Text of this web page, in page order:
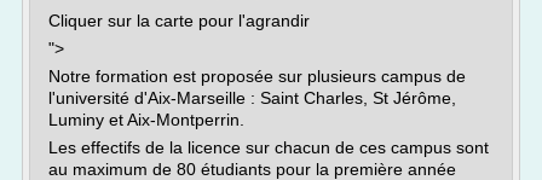
Cliquer sur la carte pour l'agrandir
">
Notre formation est proposée sur plusieurs campus de
l'université d'Aix-Marseille : Saint Charles, St Jérôme,
Luminy et Aix-Montperrin.
Les effectifs de la licence sur chacun de ces campus sont
au maximum de 80 étudiants pour la première année